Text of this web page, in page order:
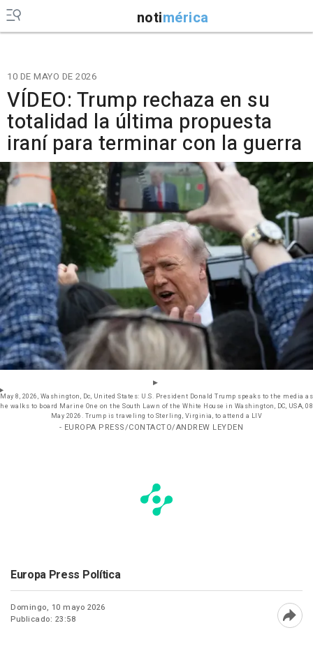
notimérica
10 DE MAYO DE 2026
VÍDEO: Trump rechaza en su
totalidad la última propuesta
iraní para terminar con la guerra
May 8, 2026, Washington, Dc, United States: U.S. President Donald Trump speaks to the media as
he walks to board Marine One on the South Lawn of the White House in Washington, DC, USA, 08
May 2026. Trump is traveling to Sterling, Virginia, to attend a LIV
- EUROPA PRESS/CONTACTO/ANDREW LEYDEN
Europa Press Política
Domingo, 10 mayo 2026
Publicado: 23:58